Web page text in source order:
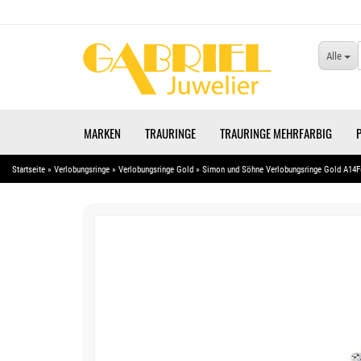
Alle
MARKEN TRAURINGE TRAURINGE MEHRFARBIG
Startseite » Verlobungsringe » Verlobungsringe Gold » Simon und Söhne Verlobungsringe Gold